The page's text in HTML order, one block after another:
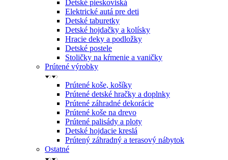
Detské pieskoviská
Elektrické autá pre deti
Detské taburetky
Detské hojdačky a kolísky
Hracie deky a podložky
Detské postele
Stoličky na kŕmenie a vaničky
Prútené výrobky
Prútené koše, košíky
Prútené detské hračky a doplnky
Prútené záhradné dekorácie
Prútené koše na drevo
Prútené palisády a ploty
Detské hojdacie kreslá
Prútený záhradný a terasový nábytok
Ostatné